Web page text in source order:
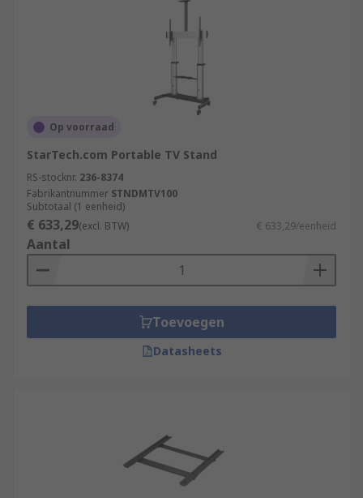
Op voorraad
StarTech.com Portable TV Stand
RS-stocknr. 236-8374
Fabrikantnummer STNDMTV100
Subtotaal (1 eenheid)
€ 633,29(excl. BTW) € 633,29/eenheid
Aantal
Toevoegen
Datasheets